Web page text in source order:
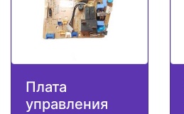
Плата
управления